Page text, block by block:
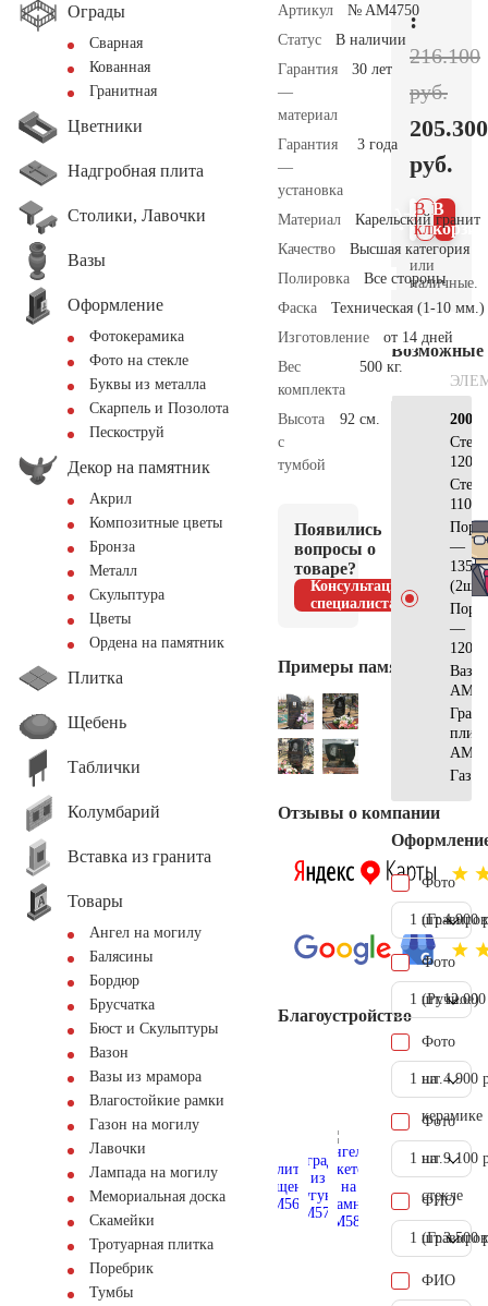
Ограды
Сварная
Кованная
Гранитная
Цветники
Надгробная плита
Столики, Лавочки
Вазы
Оформление
Фотокерамика
Фото на стекле
Буквы из металла
Скарпель и Позолота
Пескоструй
Декор на памятник
Акрил
Композитные цветы
Бронза
Металл
Скульптура
Цветы
Ордена на памятник
Плитка
Щебень
Таблички
Колумбарий
Вставка из гранита
Товары
Ангел на могилу
Балясины
Бордюр
Брусчатка
Бюст и Скульптуры
Вазон
Вазы из мрамора
Влагостойкие рамки
Газон на могилу
Лавочки
Лампада на могилу
Мемориальная доска
Скамейки
Тротуарная плитка
Поребрик
Тумбы
Артикул
№ AM4750
Статус
В наличии
Гарантия
—
материал
30 лет
Гарантия
—
установка
3 года
Материал
Карельский гранит
Качество
Высшая категория
Полировка
Все стороны
Фаска
Техническая (1-10 мм.)
Изготовление
от 14 дней
Вес
комплекта
500 кг.
Высота
с
тумбой
92 см.
Появились
вопросы о
товаре?
Консультация
специалиста
Примеры памятников
Отзывы о компании
Благоустройство
:
216.100
руб.
205.300
руб.
В
В 1
клик
или
наличные.
Возможные
—
(2шт)
—
Газон
Фото
1 шт.4.900
Фото
(Ручное)
1 шт.
Фото
на
керамике
1 шт. 4.900
Фото
на
стекле
1 шт. 9.100
ФИО
1 шт.3.500
ФИО